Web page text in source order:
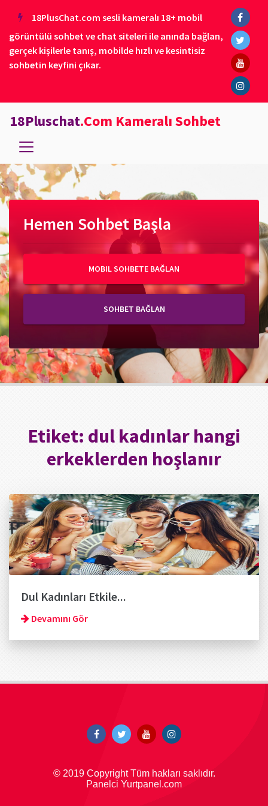
18PlusChat.com sesli kameralı 18+ mobil
görüntülü sohbet ve chat siteleri ile anında bağlan,
gerçek kişilerle tanış, mobilde hızlı ve kesintisiz
sohbetin keyfini çıkar.
18Pluschat.Com Kameralı Sohbet
Hemen Sohbet Başla
MOBIL SOHBETE BAĞLAN
SOHBET BAĞLAN
Etiket: dul kadınlar hangi
erkeklerden hoşlanır
Dul Kadınları Etkile...
Devamını Gör
© 2019 Copyright Tüm hakları saklıdır.
Panelci Yurtpanel.com